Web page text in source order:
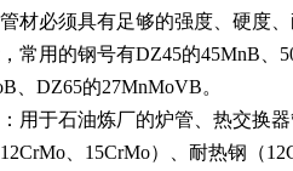
材必须具有足够的强度、 硬度
常用的钢号有DZ45的45MnB 、
、DZ65的27MnMoVB。
：用于石油炼厂的炉管、热交换
12CrMo 15CrMo）、 耐热钢 （